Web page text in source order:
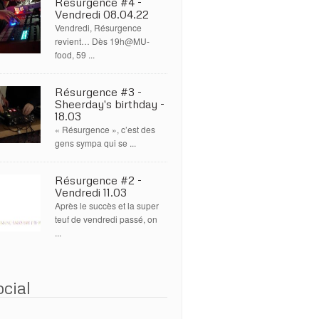
Vendredi 08.04.22
Vendredi, Résurgence
revient… Dès 19h@MU-
food, 59 ...
Résurgence #3 -
Sheerday's birthday -
18.03
« Résurgence », c’est des
gens sympa qui se ...
Résurgence #2 -
Vendredi 11.03
Après le succès et la super
teuf de vendredi passé, on
...